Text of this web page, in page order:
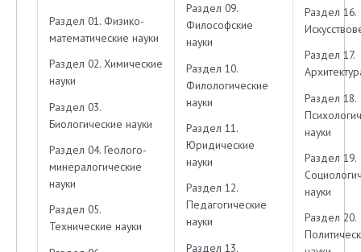
Раздел 01. Физико-
математические науки
Раздел 02. Химические
науки
Раздел 03.
Биологические науки
Раздел 04. Геолого-
минералогические
науки
Раздел 05.
Технические науки
Раздел 09.
Философские
науки
Раздел 10.
Филологические
науки
Раздел 11.
Юридические
науки
Раздел 12.
Педагогические
науки
Раздел 13.
Раздел 16.
Раздел 17.
Раздел 18.
науки
Раздел 19.
науки
Раздел 20.